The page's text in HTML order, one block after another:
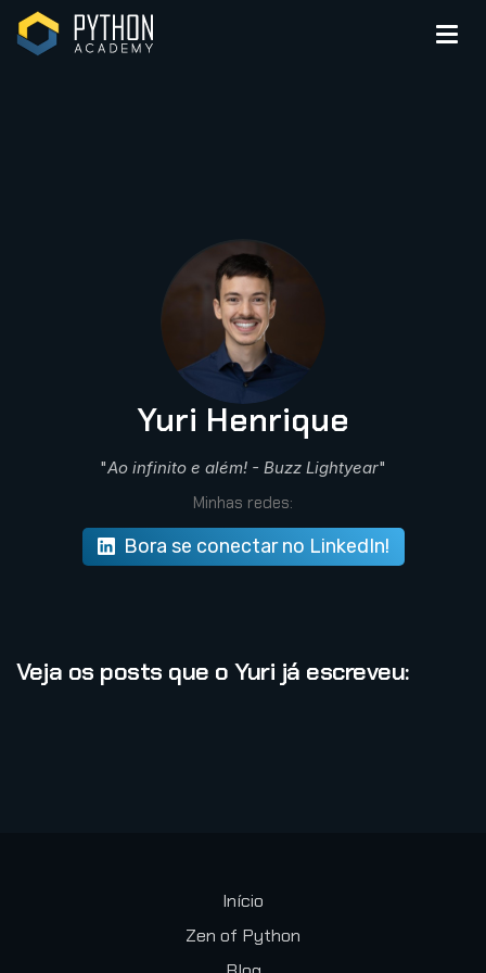
Yuri Henrique
"Ao infinito e além! - Buzz Lightyear"
Minhas redes:
Bora se conectar no LinkedIn!
Veja os posts que o Yuri já escreveu:
Início
Zen of Python